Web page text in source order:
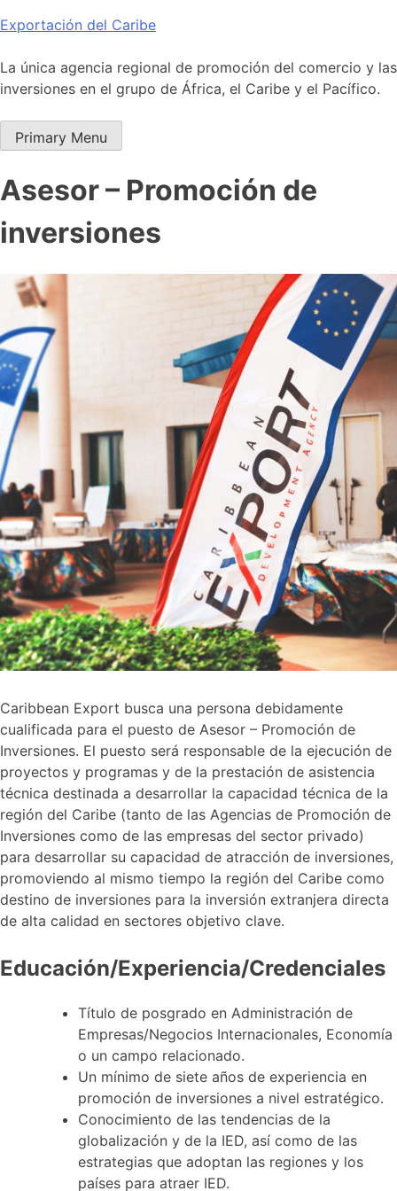
Skip
content
Exportación del Caribe
La única agencia regional de promoción del comercio y las
inversiones en el grupo de África, el Caribe y el Pacífico.
Primary Menu
Asesor – Promoción de
inversiones
Caribbean Export busca una persona debidamente
cualificada para el puesto de Asesor – Promoción de
Inversiones. El puesto será responsable de la ejecución de
proyectos y programas y de la prestación de asistencia
técnica destinada a desarrollar la capacidad técnica de la
región del Caribe (tanto de las Agencias de Promoción de
Inversiones como de las empresas del sector privado)
para desarrollar su capacidad de atracción de inversiones,
promoviendo al mismo tiempo la región del Caribe como
destino de inversiones para la inversión extranjera directa
de alta calidad en sectores objetivo clave.
Educación/Experiencia/Credenciales
Título de posgrado en Administración de
Empresas/Negocios Internacionales, Economía
o un campo relacionado.
Un mínimo de siete años de experiencia en
promoción de inversiones a nivel estratégico.
Conocimiento de las tendencias de la
globalización y de la IED, así como de las
estrategias que adoptan las regiones y los
países para atraer IED.